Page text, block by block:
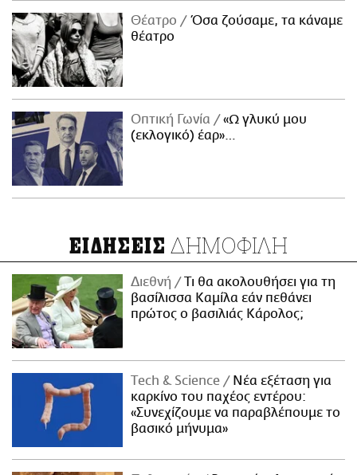
Θέατρο
Όσα ζούσαμε, τα κάναμε
θέατρο
Οπτική Γωνία
«Ω γλυκύ μου
(εκλογικό) έαρ»…
ΕΙΔΗΣΕΙΣ ΔΗΜΟΦΙΛΗ
Διεθνή
Τι θα ακολουθήσει για τη
βασίλισσα Καμίλα εάν πεθάνει
πρώτος ο βασιλιάς Κάρολος;
Τech & Science
Νέα εξέταση για
καρκίνο του παχέος εντέρου:
«Συνεχίζουμε να παραβλέπουμε το
βασικό μήνυμα»